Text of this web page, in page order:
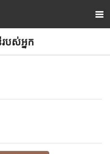
ស់អ្នក​